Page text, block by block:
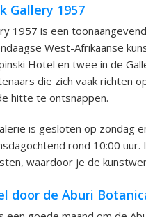
Gallery 1957
1957 is een
West-Afrikaanse
Hotel en twee in de
die zich vaak richten
hitte te ontsnappen.
is gesloten op zondag
rond 10:00
waardoor je de
door de Aburi